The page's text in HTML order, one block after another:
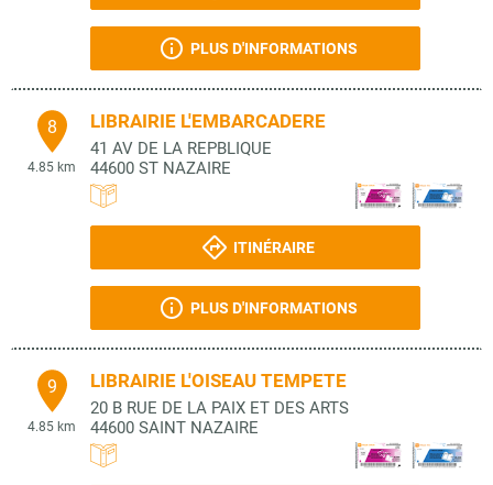
PLUS D'INFORMATIONS
8
4.85 km
LIBRAIRIE L'EMBARCADERE
41 AV DE LA REPBLIQUE
44600 ST NAZAIRE
ITINÉRAIRE
PLUS D'INFORMATIONS
9
4.85 km
LIBRAIRIE L'OISEAU TEMPETE
20 B RUE DE LA PAIX ET DES ARTS
44600 SAINT NAZAIRE